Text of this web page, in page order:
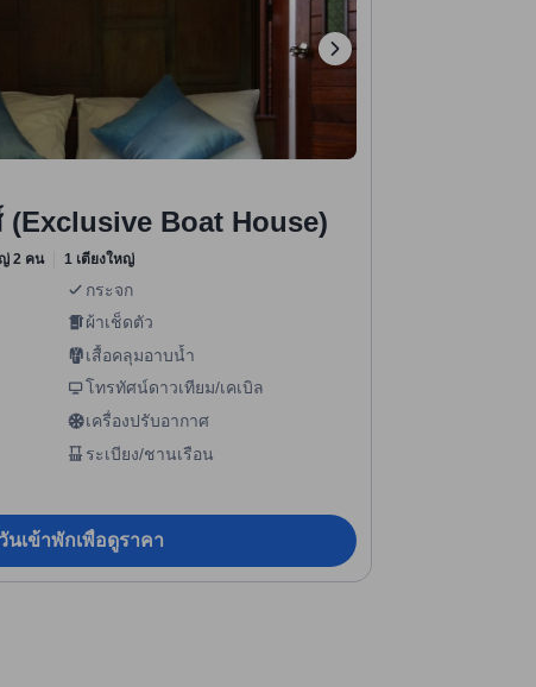
(Exclusive Boat House)
2 คน 1 เตียงใหญ่
กระจก
ผ้าเช็ดตัว
เสื้อคลุมอาบน้ำ
โทรทัศน์ดาวเทียม/เคเบิล
เครื่องปรับอากาศ
ระเบียง/ชานเรือน
นเข้าพักเพื่อดูราคา